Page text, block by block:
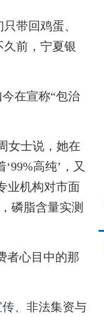
带回鸡蛋、
前，宁夏银
在宣称“包治
女士说，她在
高纯’，又
业机构对市面
磷脂含量实测
者心目中的那
传、非法集资与